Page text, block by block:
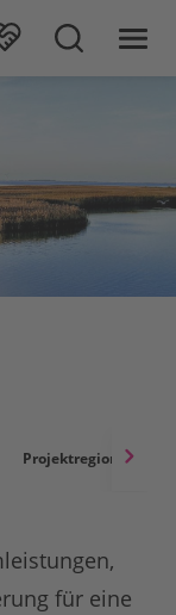
Projektregionen
für eine